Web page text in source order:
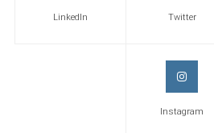
Twitter
LinkedIn
Instagram